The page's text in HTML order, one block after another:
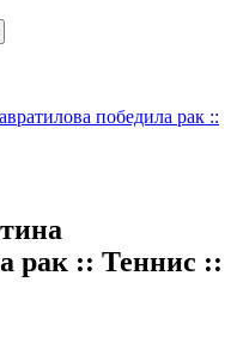
победила рак ::
рак :: Теннис ::